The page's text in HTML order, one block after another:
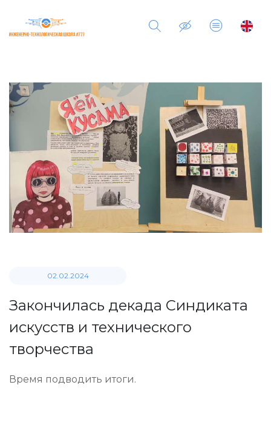
02.02.2024
Закончилась декада Синдиката
искусств и технического
творчества
Время подводить итоги.